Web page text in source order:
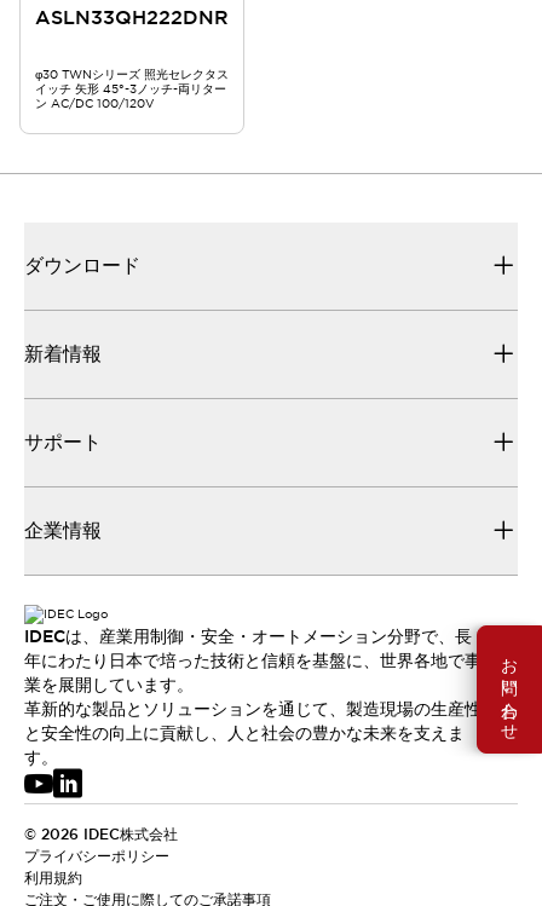
お問い合わせ
ASLN33QH222DNR
φ30 TWNシリーズ 照光セレクタス
イッチ 矢形 45°-3ノッチ-両リター
ン AC/DC 100/120V
ダウンロード
新着情報
サポート
企業情報
IDECは、産業用制御・安全・オートメーション分野で、長
年にわたり日本で培った技術と信頼を基盤に、世界各地で事
業を展開しています。
革新的な製品とソリューションを通じて、製造現場の生産性
と安全性の向上に貢献し、人と社会の豊かな未来を支えま
す。
© 2026 IDEC株式会社
プライバシーポリシー
利用規約
ご注文・ご使用に際してのご承諾事項